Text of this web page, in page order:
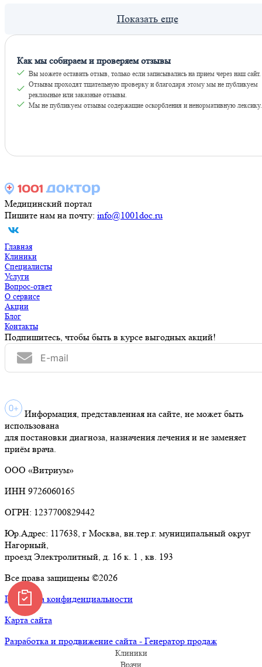
Как мы собираем и проверяем отзывы
Вы можете оставить отзыв, только если записывались на прием через наш сайт.
Отзывы проходят тщательную проверку и благодаря этому мы не публикуем
рекламные или заказные отзывы.
Мы не публикуем отзывы содержащие оскорбления и ненормативную лексику.
Медицинский портал
Пишите нам на почту: info@1001doc.ru
Главная
Клиники
Специалисты
Услуги
Вопрос-ответ
О сервисе
Акции
Блог
Контакты
Подпишитесь, чтобы быть в курсе выгодных акций!
Информация, представленная на сайте, не может быть
использована
для постановки диагноза, назначения лечения и не заменяет
приём врача.
ООО «Витриум»
ИНН 9726060165
ОГРН: 1237700829442
Юр.Адрес: 117638, г Москва, вн.тер.г. муниципальный округ
Нагорный,
проезд Электролитный, д. 16 к. 1 , кв. 193
Все права защищены ©2026
Политика конфиденциальности
Карта сайта
Разработка и продвижение сайта - Генератор продаж
Клиники
Врачи